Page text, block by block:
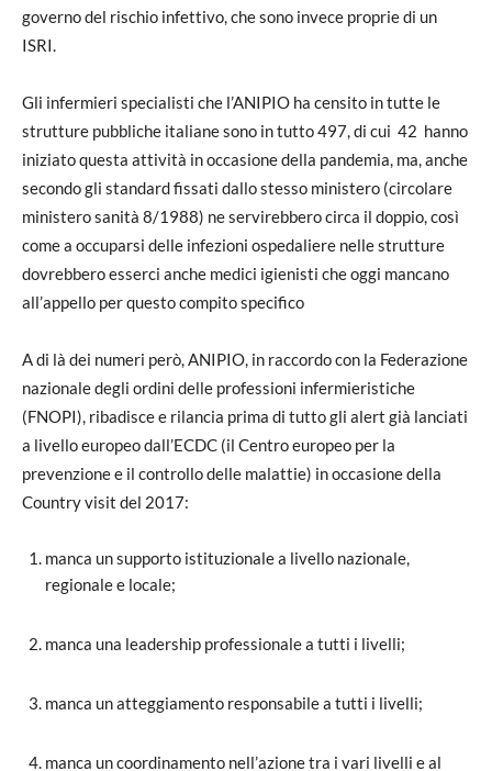
governo del rischio infettivo, che sono invece proprie di un
ISRI.
Gli infermieri specialisti che l’ANIPIO ha censito in tutte le
strutture pubbliche italiane sono in tutto 497, di cui 42 hanno
iniziato questa attività in occasione della pandemia, ma, anche
secondo gli standard fissati dallo stesso ministero (circolare
ministero sanità 8/1988) ne servirebbero circa il doppio, così
come a occuparsi delle infezioni ospedaliere nelle strutture
dovrebbero esserci anche medici igienisti che oggi mancano
all’appello per questo compito specifico
A di là dei numeri però, ANIPIO, in raccordo con la Federazione
nazionale degli ordini delle professioni infermieristiche
(FNOPI), ribadisce e rilancia prima di tutto gli alert già lanciati
a livello europeo dall’ECDC (il Centro europeo per la
prevenzione e il controllo delle malattie) in occasione della
Country visit del 2017:
manca un supporto istituzionale a livello nazionale,
regionale e locale;
manca una leadership professionale a tutti i livelli;
manca un atteggiamento responsabile a tutti i livelli;
manca un coordinamento nell’azione tra i vari livelli e al